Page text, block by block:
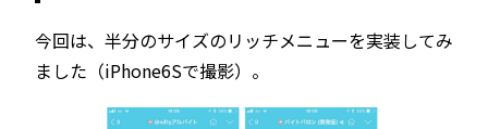
今回は、半分のサイズのリッチメニューを実装してみ
ました（iPhone6Sで撮影）。